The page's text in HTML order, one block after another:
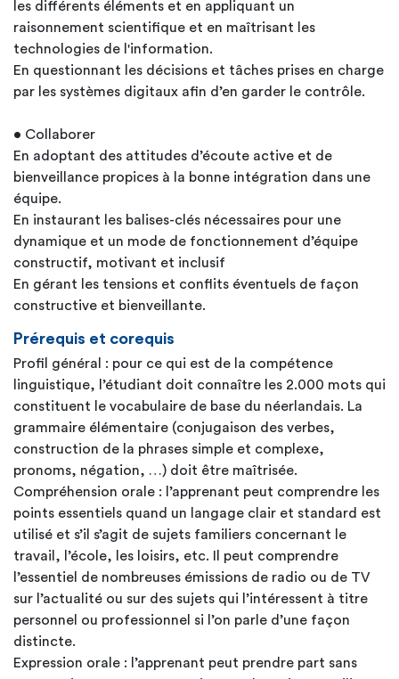
les différents éléments et en appliquant un
raisonnement scientifique et en maîtrisant les
technologies de l'information.
En questionnant les décisions et tâches prises en charge
par les systèmes digitaux afin d’en garder le contrôle.
• Collaborer
En adoptant des attitudes d’écoute active et de
bienveillance propices à la bonne intégration dans une
équipe.
En instaurant les balises-clés nécessaires pour une
dynamique et un mode de fonctionnement d’équipe
constructif, motivant et inclusif
En gérant les tensions et conflits éventuels de façon
constructive et bienveillante.
Prérequis et corequis
Profil général : pour ce qui est de la compétence
linguistique, l’étudiant doit connaître les 2.000 mots qui
constituent le vocabulaire de base du néerlandais. La
grammaire élémentaire (conjugaison des verbes,
construction de la phrases simple et complexe,
pronoms, négation, …) doit être maîtrisée.
Compréhension orale : l’apprenant peut comprendre les
points essentiels quand un langage clair et standard est
utilisé et s’il s’agit de sujets familiers concernant le
travail, l’école, les loisirs, etc. Il peut comprendre
l’essentiel de nombreuses émissions de radio ou de TV
sur l’actualité ou sur des sujets qui l’intéressent à titre
personnel ou professionnel si l’on parle d’une façon
distincte.
Expression orale : l’apprenant peut prendre part sans